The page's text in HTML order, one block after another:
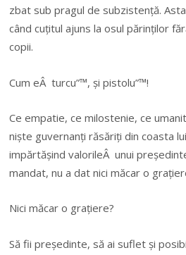
zbat sub pragul de subzistență.
când cuțitul ajuns la osul părinților
copii.
Cum eÂ turcu”™, și pistolu”™!
Ce empatie, ce milostenie, ce
niște guvernanți răsăriți din coasta
impărtășind valorileÂ unui
mandat, nu a dat nici măcar o
Nici măcar o grațiere?
Să fii președinte, să ai suflet și